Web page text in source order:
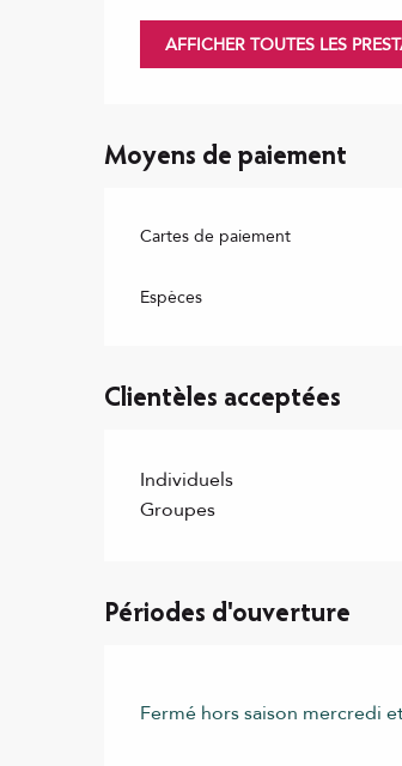
AFFICHER TOUTES LES
Moyens de paiement
Cartes de paiement
Espèces
Clientèles acceptées
Individuels
Groupes
Périodes d'ouverture
Fermé hors saison mercredi